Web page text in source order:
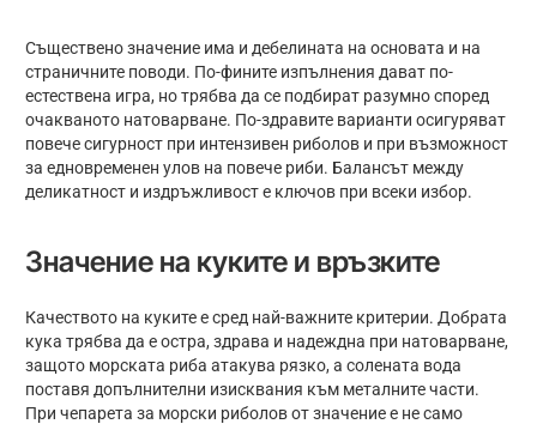
Съществено значение има и дебелината на основата и на
страничните поводи. По-фините изпълнения дават по-
естествена игра, но трябва да се подбират разумно според
очакваното натоварване. По-здравите варианти осигуряват
повече сигурност при интензивен риболов и при възможност
за едновременен улов на повече риби. Балансът между
деликатност и издръжливост е ключов при всеки избор.
Значение на куките и връзките
Качеството на куките е сред най-важните критерии. Добрата
кука трябва да е остра, здрава и надеждна при натоварване,
защото морската риба атакува рязко, а солената вода
поставя допълнителни изисквания към металните части.
При чепарета за морски риболов от значение е не само